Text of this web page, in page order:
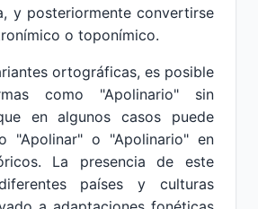
y posteriormente convertirse
o toponímico.
ortográficas, es posible
como "Apolinario" sin
en algunos casos puede
"Apolinar" o "Apolinario" en
La presencia de este
países y culturas